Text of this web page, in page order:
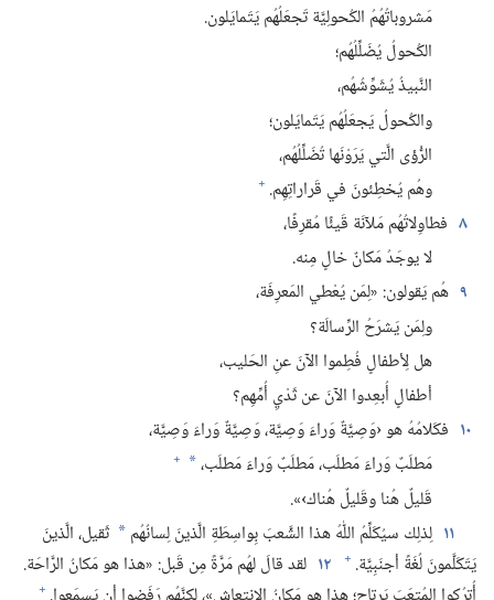
مَشروباتُهُمُ الكُحولِيَّة تَجعَلُهُم يَتَمايَلون.‏
الكُحولُ يُضَلِّلُهُم؛‏
النَّبيذُ يُشَوِّشُهُم،‏
والكُحولُ يَجعَلُهُم يَتَمايَلون؛‏
الرُّؤى الَّتي يَرَوْنَها تُضَلِّلُهُم،‏
وهُم يُخطِئونَ في قَراراتِهِم.‏ +
٨ فطاوِلاتُهُم مَلآنَة قَيئًا مُقرِفًا،‏
لا يوجَدُ مَكانٌ خالٍ مِنه.‏
٩ هُم يَقولون:‏ «لِمَن يُعْطي المَعرِفَة،‏
ولِمَن يَشرَحُ الرِّسالَة؟‏
هل لِأطفالٍ فُطِموا الآنَ عنِ الحَليب،‏
أطفالٍ أُبعِدوا الآنَ عن ثَدْيِ أُمِّهِم؟‏
١٠ فكَلامُهُ هو ‹وَصِيَّةٌ وَراءَ وَصِيَّة،‏ وَصِيَّةٌ وَراءَ وَصِيَّة،‏
مَطلَبٌ وَراءَ مَطلَب،‏ مَطلَبٌ وَراءَ مَطلَب،‏*
+
قَليلٌ هُنا وقَليلٌ هُناك›».‏
١١ لِذلِك سيُكَلِّمُ اللّٰهُ هذا الشَّعبَ بِواسِطَةِ الَّذينَ لِسانُهُم * ثَقيل،‏ الَّذينَ
يَتَكَلَّمونَ لُغَةً أجنَبِيَّة.‏ + ١٢ لقد قالَ لهُم مَرَّةً مِن قَبل:‏ «هذا هو مَكانُ الرَّاحَة.‏
+